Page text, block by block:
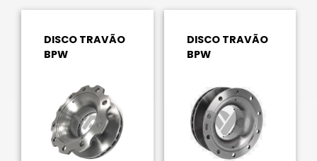
DISCO TRAVÃO
BPW
DISCO TRAVÃO
BPW